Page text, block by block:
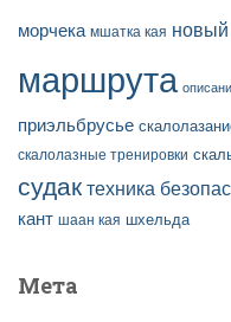
морчека мшатка кая
маршрута
приэльбрусье
скалолазные тренировки
судак техника
кант шаан кая шхельда
Мета